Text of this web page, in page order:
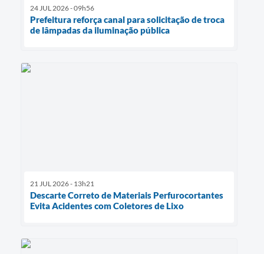
24 JUL 2026 - 09h56
Prefeitura reforça canal para solicitação de troca
de lâmpadas da iluminação pública
21 JUL 2026 - 13h21
Descarte Correto de Materiais Perfurocortantes
Evita Acidentes com Coletores de Lixo